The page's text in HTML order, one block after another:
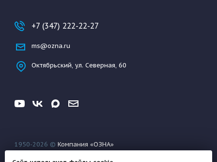
+7 (347) 222-22-27
ms@ozna.ru
Октябрьский, ул. Северная, 60
1950-2026 © Компания «ОЗНА»
Конфиденциальность
Условия использования